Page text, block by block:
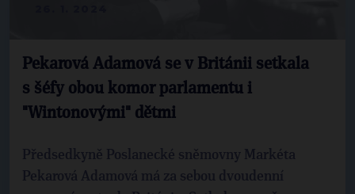
Pekarová Adamová se v Británii setkala
s šéfy obou komor parlamentu i
"Wintonovými" dětmi
Předsedkyně Poslanecké sněmovny Markéta
Pekarová Adamová má za sebou dvoudenní